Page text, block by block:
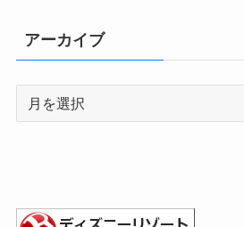
アーカイブ